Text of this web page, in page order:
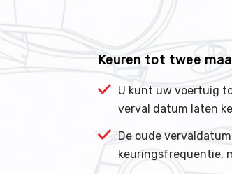
Keuren tot twee
U kunt uw voertuig
verval datum laten
De oude
keuringsfrequentie,